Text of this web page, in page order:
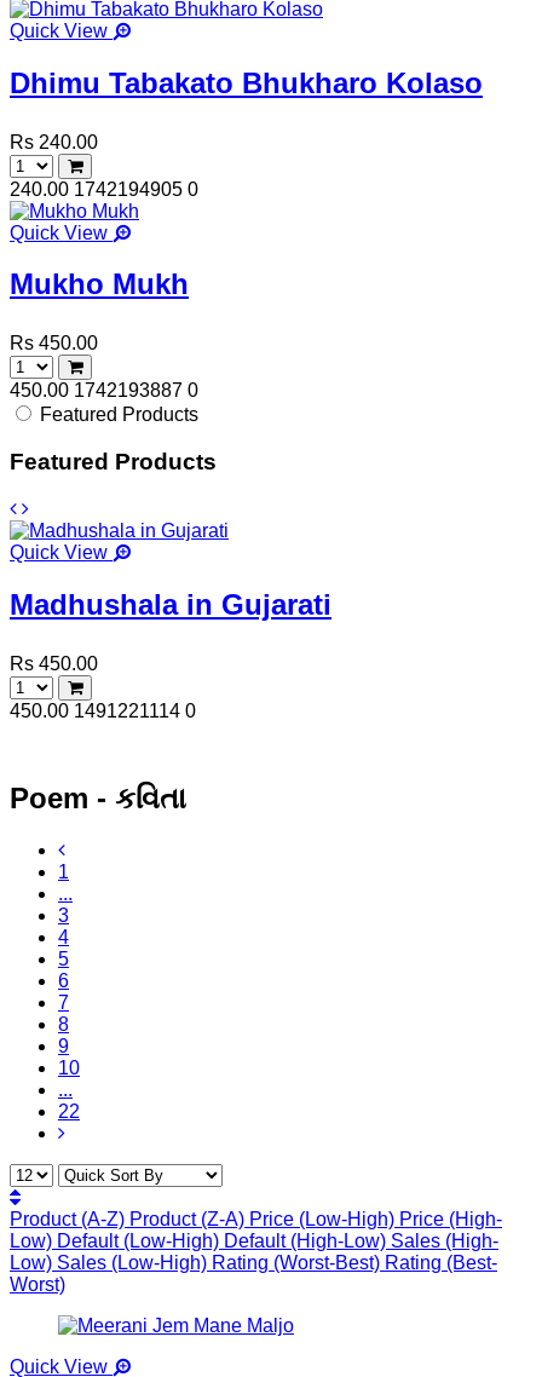
Quick View
Dhimu Tabakato Bhukharo Kolaso
Rs 240.00
240.00 1742194905 0
Quick View
Mukho Mukh
Rs 450.00
450.00 1742193887 0
Featured Products
Featured Products
Quick View
Madhushala in Gujarati
Rs 450.00
450.00 1491221114 0
Poem - કવિતા
1
...
3
4
5
6
7
8
9
10
...
22
Product (A-Z) Product (Z-A) Price (Low-High) Price (High-
Low) Default (Low-High) Default (High-Low) Sales (High-
Low) Sales (Low-High) Rating (Worst-Best) Rating (Best-
Worst)
Quick View